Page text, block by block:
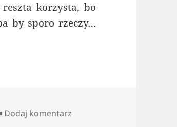
korzysta, bo
by sporo rzeczy…
Dodaj komentarz